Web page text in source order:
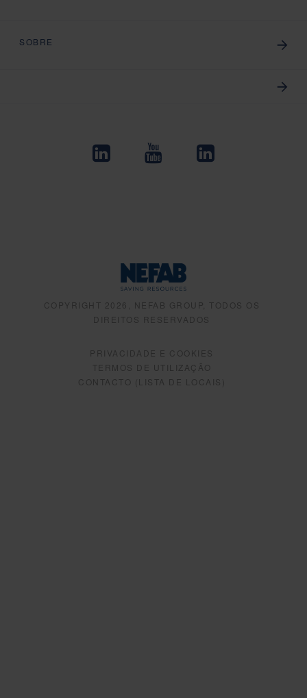
SOBRE
COPYRIGHT 2026, NEFAB GROUP, TODOS OS
DIREITOS RESERVADOS
PRIVACIDADE E COOKIES
TERMOS DE UTILIZAÇÃO
CONTACTO (LISTA DE LOCAIS)